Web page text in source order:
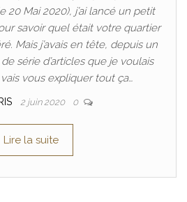
20 Mai 2020), j’ai lancé un petit
savoir quel était votre quartier
Mais j’avais en tête, depuis un
série d’articles que je voulais
vous expliquer tout ça…
2 juin 2020 0
Lire la suite